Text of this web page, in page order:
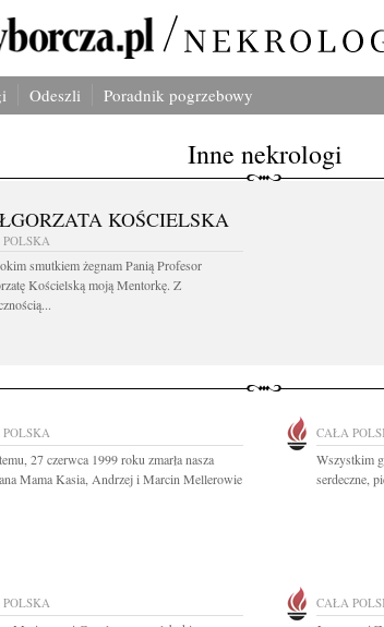
Odeszli Poradnik pogrzebowy
Inne nekrologi
KOŚCIELSKA
smutkiem żegnam Panią Profesor
Kościelską moją Mentorkę. Z
27 czerwca 1999 roku zmarła nasza
Mama Kasia, Andrzej i Marcin Mellerowie
CAŁA
Wszystkim
serdeczne,
CAŁA